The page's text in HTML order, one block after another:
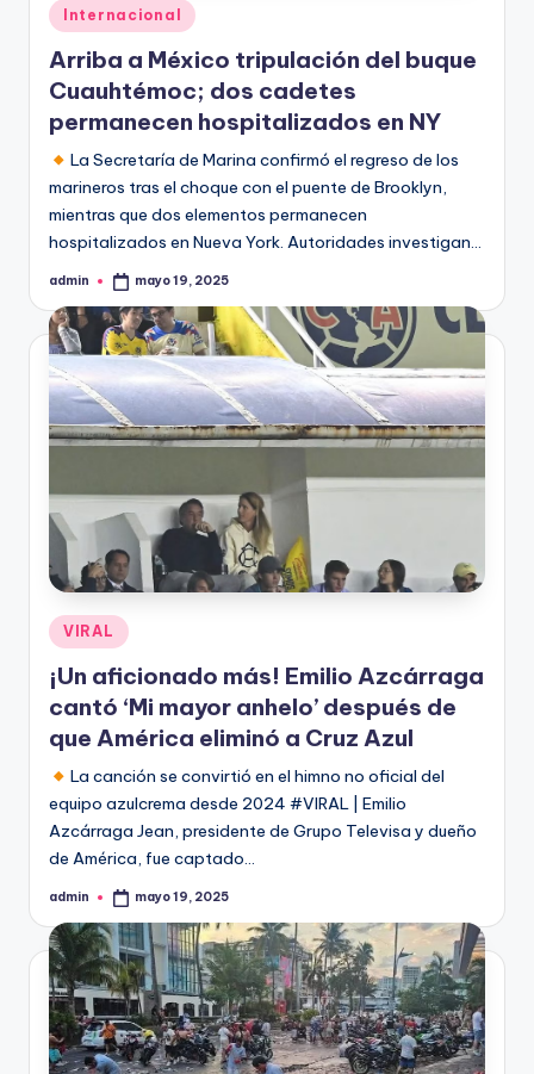
Publicado
en
Internacional
Arriba a México tripulación del buque
Cuauhtémoc; dos cadetes
permanecen hospitalizados en NY
La Secretaría de Marina confirmó el regreso de los
marineros tras el choque con el puente de Brooklyn,
mientras que dos elementos permanecen
hospitalizados en Nueva York. Autoridades investigan…
Publicado
admin mayo 19, 2025
Publicado
en
VIRAL
¡Un aficionado más! Emilio Azcárraga
cantó ‘Mi mayor anhelo’ después de
que América eliminó a Cruz Azul
La canción se convirtió en el himno no oficial del
equipo azulcrema desde 2024 #VIRAL | Emilio
Azcárraga Jean, presidente de Grupo Televisa y dueño
de América, fue captado…
Publicado
admin mayo 19, 2025